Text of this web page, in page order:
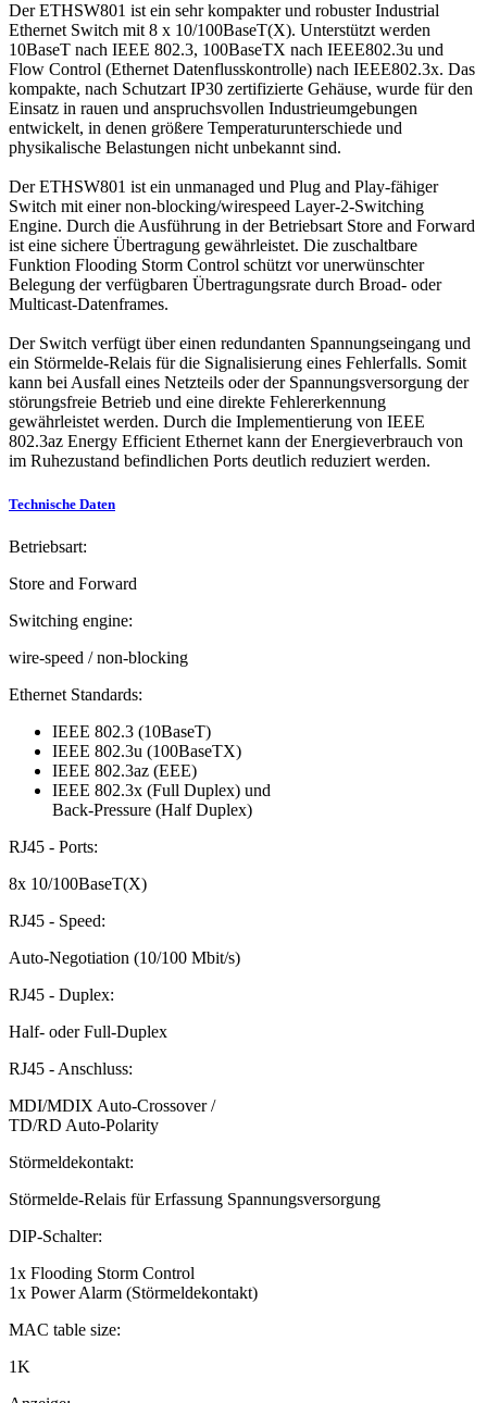
Der ETHSW801 ist ein sehr kompakter und robuster Industrial
Ethernet Switch mit 8 x 10/100BaseT(X). Unterstützt werden
10BaseT nach IEEE 802.3, 100BaseTX nach IEEE802.3u und
Flow Control (Ethernet Datenflusskontrolle) nach IEEE802.3x. Das
kompakte, nach Schutzart IP30 zertifizierte Gehäuse, wurde für den
Einsatz in rauen und anspruchsvollen Industrieumgebungen
entwickelt, in denen größere Temperaturunterschiede und
physikalische Belastungen nicht unbekannt sind.
Der ETHSW801 ist ein unmanaged und Plug and Play-fähiger
Switch mit einer non-blocking/wirespeed Layer-2-Switching
Engine. Durch die Ausführung in der Betriebsart Store and Forward
ist eine sichere Übertragung gewährleistet. Die zuschaltbare
Funktion Flooding Storm Control schützt vor unerwünschter
Belegung der verfügbaren Übertragungsrate durch Broad- oder
Multicast-Datenframes.
Der Switch verfügt über einen redundanten Spannungseingang und
ein Störmelde-Relais für die Signalisierung eines Fehlerfalls. Somit
kann bei Ausfall eines Netzteils oder der Spannungsversorgung der
störungsfreie Betrieb und eine direkte Fehlererkennung
gewährleistet werden. Durch die Implementierung von IEEE
802.3az Energy Efficient Ethernet kann der Energieverbrauch von
im Ruhezustand befindlichen Ports deutlich reduziert werden.
Technische Daten
Betriebsart:
Store and Forward
Switching engine:
wire-speed / non-blocking
Ethernet Standards:
IEEE 802.3 (10BaseT)
IEEE 802.3u (100BaseTX)
IEEE 802.3az (EEE)
IEEE 802.3x (Full Duplex) und
Back-Pressure (Half Duplex)
RJ45 - Ports:
8x 10/100BaseT(X)
RJ45 - Speed:
Auto-Negotiation (10/100 Mbit/s)
RJ45 - Duplex:
Half- oder Full-Duplex
RJ45 - Anschluss:
MDI/MDIX Auto-Crossover /
TD/RD Auto-Polarity
Störmeldekontakt:
Störmelde-Relais für Erfassung Spannungsversorgung
DIP-Schalter:
1x Flooding Storm Control
1x Power Alarm (Störmeldekontakt)
MAC table size:
1K